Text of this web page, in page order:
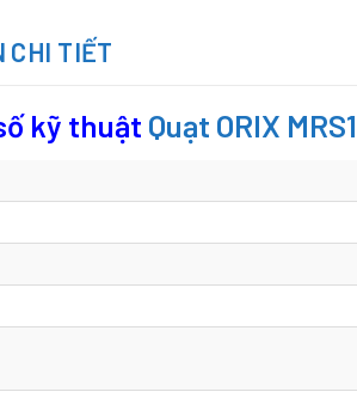
CHI TIẾT
kỹ thuật Quạt ORIX